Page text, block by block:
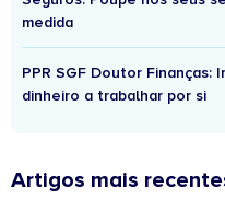
medida
PPR SGF Doutor Finanças:
dinheiro a trabalhar por si
Artigos mais